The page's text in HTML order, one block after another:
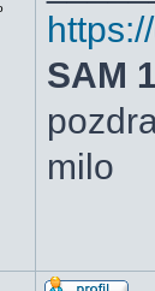
SAM
milo